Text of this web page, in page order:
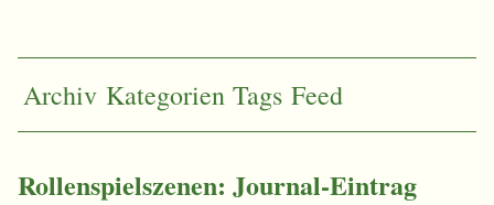
Archiv Kategorien Tags Feed
Rollenspielszenen: Journal-Eintrag